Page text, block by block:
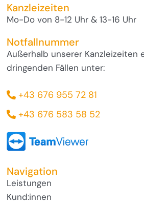
Kanzleizeiten
Mo-Do von 8-12 Uhr & 13-16 Uhr
Notfallnummer
Außerhalb unserer Kanzleizeiten
dringenden Fällen unter:
+43 676 955 72 81
+43 676 583 58 52
Navigation
Leistungen
Kund:innen